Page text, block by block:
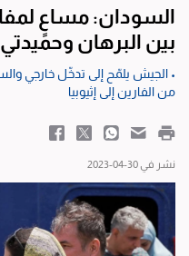
السودان: مساعٍ
بين البرهان وحميدتي
• الجيش يلمّح إلى تدخّل خارجي
من الفارين إلى إثيوبيا
نشر في 30-04-2023